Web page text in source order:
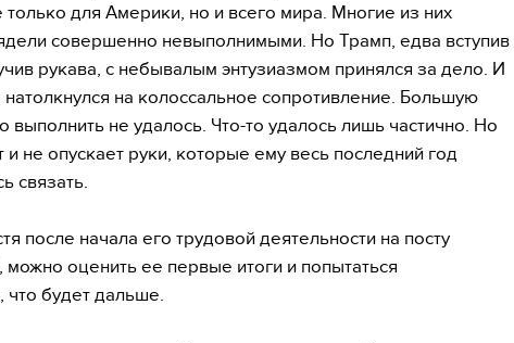
для Америки, но и всего мира. Многие из них
совершенно невыполнимыми. Но Трамп, едва вступив
рукава, с небывалым энтузиазмом принялся за дело. И
на колоссальное сопротивление. Большую
выполнить не удалось. Что-то удалось лишь частично. Но
не опускает руки, которые ему весь последний год
связать.
после начала его трудовой деятельности на посту
оценить ее первые итоги и попытаться
что будет дальше.